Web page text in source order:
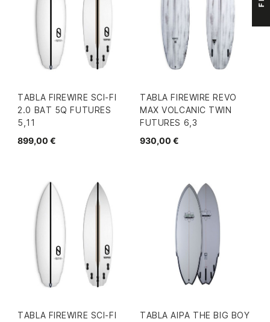
TABLA FIREWIRE SCI-FI
2.0 BAT 5Q FUTURES
5,11
899,00 €
TABLA FIREWIRE REVO
MAX VOLCANIC TWIN
FUTURES 6,3
930,00 €
TABLA FIREWIRE SCI-FI
TABLA AIPA THE BIG BOY